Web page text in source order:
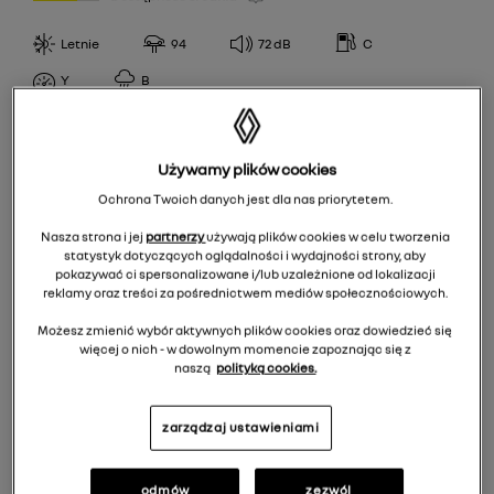
Debica
Firestone
Semperit
Uniroyal
T
100,98
103,101
109,107
112,110
83
84
87
WYDAJNOŚĆ PALIWOWA
E
KLASA PRZYCZEPNOŚCI
C
D
POZIOM HAŁASU
66
67
68
69
Letnie 94 72dB C
Y B
EPREL
329,00 zł/szt.
Do koszyka 1316,00 zł
Używamy plików cookies
Ochrona Twoich danych jest dla nas priorytetem.
Nasza strona i jej partnerzyużywają plików cookies w celu tworzenia
statystyk dotyczących oglądalności i wydajności strony, aby
pokazywać ci spersonalizowane i/lub uzależnione od lokalizacji
reklamy oraz treści za pośrednictwem mediów społecznościowych.
Możesz zmienić wybór aktywnych plików cookies oraz dowiedzieć się
więcej o nich - w dowolnym momencie zapoznając się z
naszą polityką cookies.
zarządzaj ustawieniami
odmów zezwól